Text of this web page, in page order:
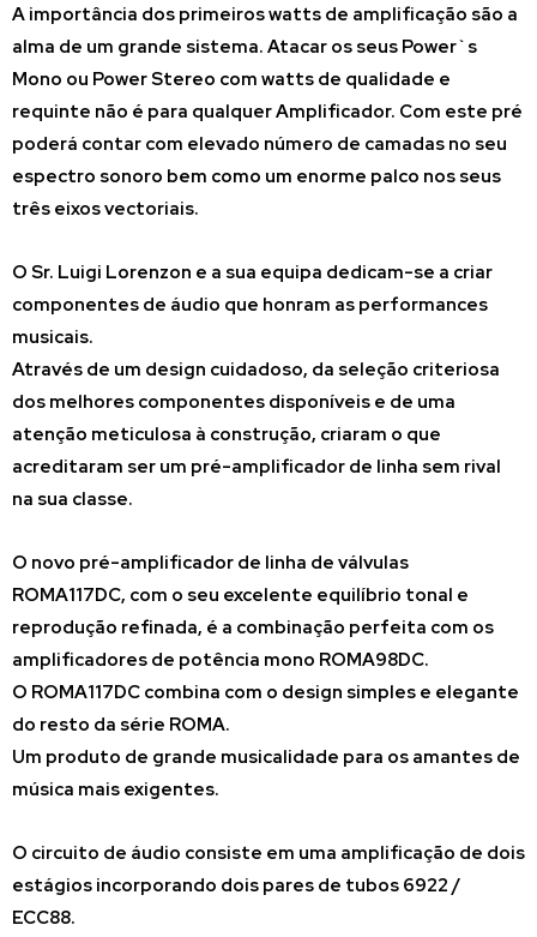
A importância dos primeiros watts de amplificação são a
alma de um grande sistema. Atacar os seus Power`s
Mono ou Power Stereo com watts de qualidade e
requinte não é para qualquer Amplificador. Com este pré
poderá contar com elevado número de camadas no seu
espectro sonoro bem como um enorme palco nos seus
três eixos vectoriais.
O Sr. Luigi Lorenzon e a sua equipa dedicam-se a criar
componentes de áudio que honram as performances
musicais.
Através de um design cuidadoso, da seleção criteriosa
dos melhores componentes disponíveis e de uma
atenção meticulosa à construção, criaram o que
acreditaram ser um pré-amplificador de linha sem rival
na sua classe.
O novo pré-amplificador de linha de válvulas
ROMA117DC, com o seu excelente equilíbrio tonal e
reprodução refinada, é a combinação perfeita com os
amplificadores de potência mono ROMA98DC.
O ROMA117DC combina com o design simples e elegante
do resto da série ROMA.
Um produto de grande musicalidade para os amantes de
música mais exigentes.
O circuito de áudio consiste em uma amplificação de dois
estágios incorporando dois pares de tubos 6922 /
ECC88.